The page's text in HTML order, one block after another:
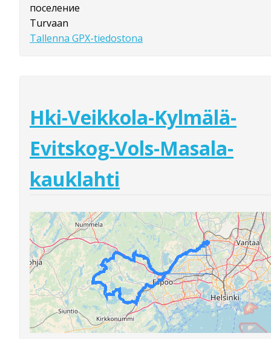
поселение
Turvaan
Tallenna GPX-tiedostona
Hki-Veikkola-Kylmälä-
Evitskog-Vols-Masala-
kauklahti